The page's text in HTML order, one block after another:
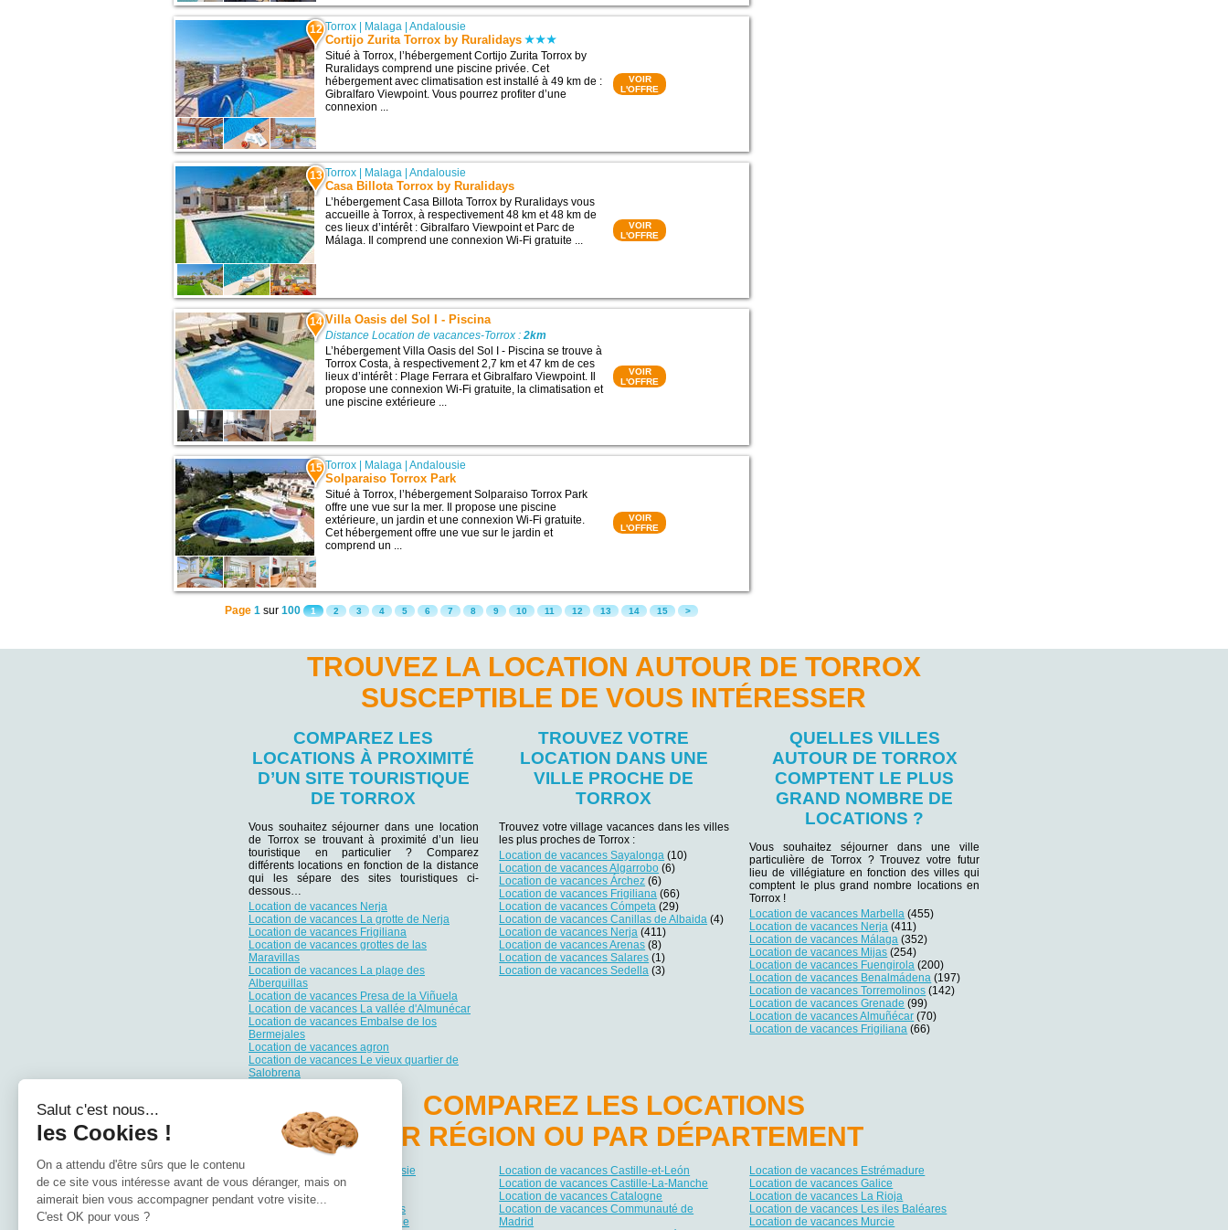
12 Torrox | Malaga |Andalousie
Cortijo Zurita Torrox by Ruralidays
Situé à Torrox, l’hébergement Cortijo Zurita Torrox by
Ruralidays comprend une piscine privée. Cet
hébergement avec climatisation est installé à 49 km de :
Gibralfaro Viewpoint. Vous pourrez profiter d’une
connexion ...
VOIR
L'OFFRE
13 Torrox | Malaga |Andalousie
Casa Billota Torrox by Ruralidays
L’hébergement Casa Billota Torrox by Ruralidays vous
accueille à Torrox, à respectivement 48 km et 48 km de
ces lieux d’intérêt : Gibralfaro Viewpoint et Parc de
Málaga. Il comprend une connexion Wi-Fi gratuite ...
VOIR
L'OFFRE
14 Villa Oasis del Sol I - Piscina
Distance Location de vacances-Torrox :2km
L’hébergement Villa Oasis del Sol I - Piscina se trouve à
Torrox Costa, à respectivement 2,7 km et 47 km de ces
lieux d’intérêt : Plage Ferrara et Gibralfaro Viewpoint. Il
propose une connexion Wi-Fi gratuite, la climatisation et
une piscine extérieure ...
VOIR
L'OFFRE
15 Torrox Malaga |Andalousie
Solparaiso Torrox Park
Situé à Torrox, l’hébergement Solparaiso Torrox Park
offre une vue sur la mer. Il propose une piscine
extérieure, un jardin et une connexion Wi-Fi gratuite.
Cet hébergement offre une vue sur le jardin et
comprend un ...
VOIR
L'OFFRE
Page 1 sur 100 1 2 3 4 5 6 7 8 9 10 11 12 13 14 15 >
TROUVEZ LA LOCATION AUTOUR DE TORROX
SUSCEPTIBLE DE VOUS INTÉRESSER
COMPAREZ LES
LOCATIONS À PROXIMITÉ
D’UN SITE TOURISTIQUE
DE TORROX
Vous souhaitez séjourner dans une location
de Torrox se trouvant à proximité d’un lieu
touristique en particulier ? Comparez
différents locations en fonction de la distance
qui les sépare des sites touristiques ci-
dessous…
Location de vacances Nerja
Location de vacances La grotte de Nerja
Location de vacances Frigiliana
Location de vacances grottes de las
Maravillas
Location de vacances La plage des
Alberquillas
Location de vacances Presa de la Viñuela
Location de vacances La vallée d'Almunécar
Location de vacances Embalse de los
Bermejales
Location de vacances agron
Location de vacances Le vieux quartier de
Salobrena
TROUVEZ VOTRE
LOCATION DANS UNE
VILLE PROCHE DE
TORROX
Trouvez votre village vacances dans les villes
les plus proches de Torrox :
Location de vacances Sayalonga (10)
Location de vacances Algarrobo (6)
Location de vacances Árchez (6)
Location de vacances Frigiliana (66)
Location de vacances Cómpeta (29)
Location de vacances Canillas de Albaida (4)
Location de vacances Nerja (411)
Location de vacances Arenas (8)
Location de vacances Salares (1)
Location de vacances Sedella (3)
QUELLES VILLES
AUTOUR DE TORROX
COMPTENT LE PLUS
GRAND NOMBRE DE
LOCATIONS ?
Vous souhaitez séjourner dans une ville
particulière de Torrox ? Trouvez votre futur
lieu de villégiature en fonction des villes qui
comptent le plus grand nombre locations en
Torrox !
Location de vacances Marbella (455)
Location de vacances Nerja (411)
Location de vacances Málaga (352)
Location de vacances Mijas (254)
Location de vacances Fuengirola (200)
Location de vacances Benalmádena (197)
Location de vacances Torremolinos (142)
Location de vacances Grenade (99)
Location de vacances Almuñécar (70)
Location de vacances Frigiliana (66)
COMPAREZ LES LOCATIONS
PAR RÉGION OU PAR DÉPARTEMENT
Location de vacances Andalousie
Location de vacances Aragon
Location de vacances Asturies
Location de vacances Canaries
Location de vacances Cantabrie
Location de vacances Castille-et-León
Location de vacances Castille-La-Manche
Location de vacances Catalogne
Location de vacances Communauté de
Madrid
Location de vacances Estrémadure
Location de vacances Galice
Location de vacances La Rioja
Location de vacances Les iles Baléares
Location de vacances Murcie
Salut c'est nous...
les Cookies !
On a attendu d'être sûrs que le contenu
de ce site vous intéresse avant de vous déranger, mais on
aimerait bien vous accompagner pendant votre visite...
C'est OK pour vous ?